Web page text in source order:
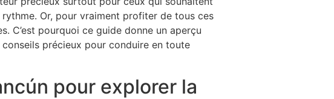
Or, pour vraiment profiter de tous ces
C’est pourquoi ce guide donne un aperçu
précieux pour conduire en toute
pour explorer la